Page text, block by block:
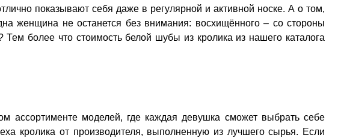
показывают себя даже в регулярной и активной носке. А о том,
женщина не останется без внимания: восхищённого – со стороны
более что стоимость белой шубы из кролика из нашего каталога
ассортименте моделей, где каждая девушка сможет выбрать себе
кролика от производителя, выполненную из лучшего сырья. Если